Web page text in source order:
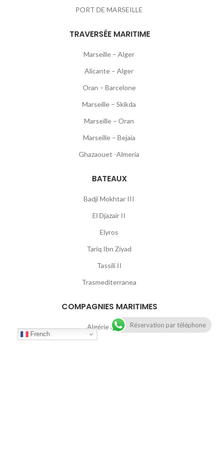
PORT DE MARSEILLE
TRAVERSÉE MARITIME
Marseille – Alger
Alicante – Alger
Oran – Barcelone
Marseille – Skikda
Marseille – Oran
Marseille – Bejaia
Ghazaouet -Almeria
BATEAUX
Badji Mokhtar III
El Djazair II
Elyros
Tariq Ibn Ziyad
Tassili II
Trasmediterranea
COMPAGNIES MARITIMES
Algérie Ferries
French
Réservation par téléphone